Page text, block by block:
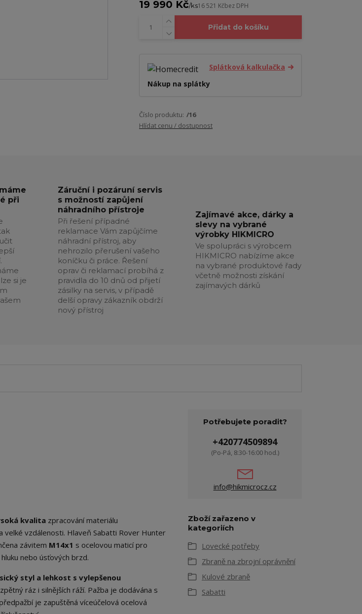
19 990 Kč/ks16 521 Kčbez DPH
Přidat do košíku
Splátková kalkulačka
Nákup na splátky
Číslo produktu: /16
Hlídat cenu / dostupnost
při
si je
Záruční i pozáruní servis
s možností zapůjení
náhradního přístroje
Při řešení případné
reklamace Vám zapůjčíme
náhradní přístroj, aby
nehrozilo přerušení vašeho
koníčku či práce. Řešení
oprav či reklamací probíhá z
pravidla do 10 dnů od přijetí
zásilky na servis, v případě
delší opravy zákazník obdrží
nový přístroj
Zajímavé akce, dárky a
slevy na vybrané
výrobky HIKMICRO
Ve spolupráci s výrobcem
HIKMICRO nabízíme akce
na vybrané produktové řady
včetně možnosti získání
zajímavých dárků
kvalita zpracování materiálu
velké vzdálenosti. Hlaveň Sabatti Rover Hunter
závitem M14x1 s ocelovou maticí pro
nebo úsťových brzd.
styl a lehkost s vylepšenou
ráz i silnějších ráží. Pažba je dodávána s
je zapuštěná víceúčelová ocelová
Potřebujete poradit?
+420774509894
(Po-Pá, 8:30-16:00 hod.)
info@hikmicrocz.cz
Zboží zařazeno v
kategoriích
Lovecké potřeby
Zbraně na zbrojní oprávnění
Kulové zbraně
Sabatti